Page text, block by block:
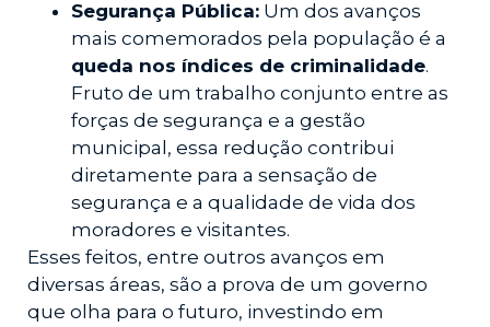
Segurança Pública: Um dos avanços
mais comemorados pela população é a
queda nos índices de criminalidade.
Fruto de um trabalho conjunto entre as
forças de segurança e a gestão
municipal, essa redução contribui
diretamente para a sensação de
segurança e a qualidade de vida dos
moradores e visitantes.
Esses feitos, entre outros avanços em
diversas áreas, são a prova de um governo
que olha para o futuro, investindo em